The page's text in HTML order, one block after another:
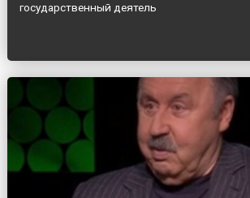
государственный деятель